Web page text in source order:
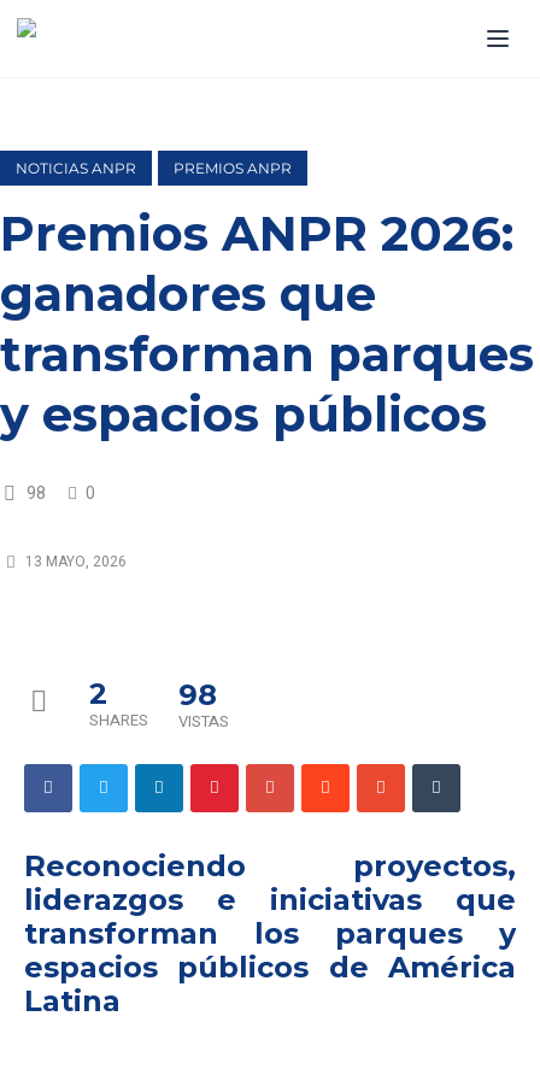
NOTICIAS ANPR PREMIOS ANPR
Premios ANPR 2026:
ganadores que
transforman parques
y espacios públicos
98 0
13 MAYO, 2026
2
SHARES
98
VISTAS
Reconociendo proyectos,
liderazgos e iniciativas que
transforman los parques y
espacios públicos de América
Latina